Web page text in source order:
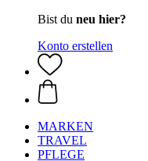
Bist du neu hier?
Konto erstellen
MARKEN
TRAVEL
PFLEGE